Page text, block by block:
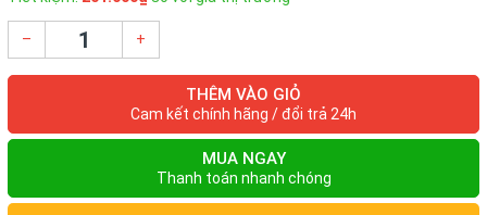
– +
THÊM VÀO GIỎ
Cam kết chính hãng / đổi trả 24h
MUA NGAY
Thanh toán nhanh chóng